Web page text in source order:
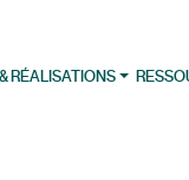
RÉALISATIONS